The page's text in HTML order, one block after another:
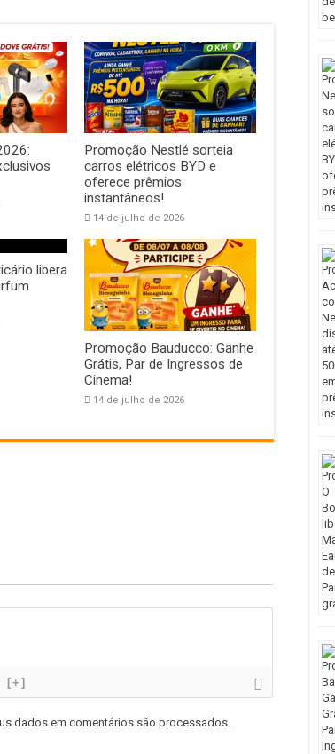
Promoção Nestlé sorteia
carros elétricos BYD e
oferece prêmios
instantâneos!
14 de julho de 2026
libera
Promoção Bauducco: Ganhe
Grátis, Par de Ingressos de
Cinema!
14 de julho de 2026
[+]
dados em comentários são processados